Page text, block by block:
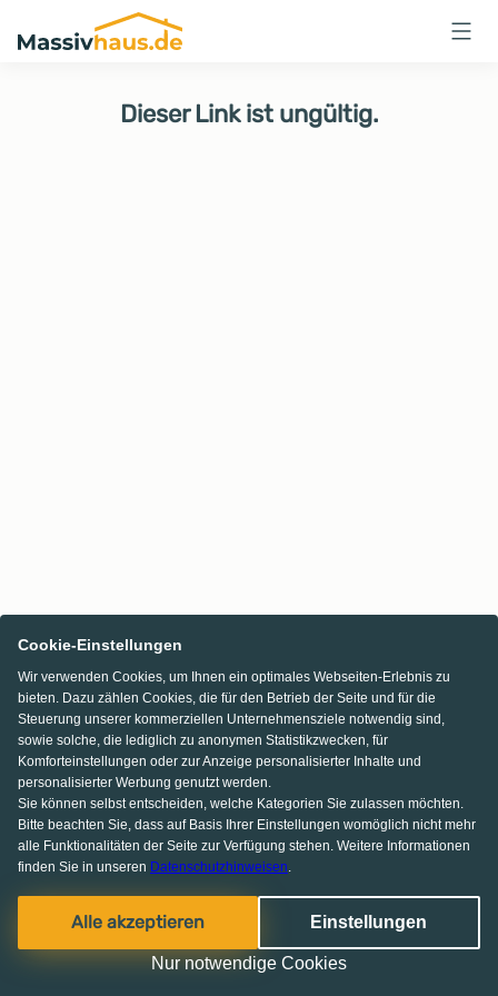
Massivhaus
Logo
Dieser Link ist ungültig.
Cookie-Einstellungen
Wir verwenden Cookies, um Ihnen ein optimales Webseiten-Erlebnis zu
bieten. Dazu zählen Cookies, die für den Betrieb der Seite und für die
Steuerung unserer kommerziellen Unternehmensziele notwendig sind,
sowie solche, die lediglich zu anonymen Statistikzwecken, für
Komforteinstellungen oder zur Anzeige personalisierter Inhalte und
personalisierter Werbung genutzt werden.
Sie können selbst entscheiden, welche Kategorien Sie zulassen möchten.
Bitte beachten Sie, dass auf Basis Ihrer Einstellungen womöglich nicht mehr
alle Funktionalitäten der Seite zur Verfügung stehen. Weitere Informationen
finden Sie in unseren Datenschutzhinweisen.
Alle akzeptieren Einstellungen
Nur notwendige Cookies